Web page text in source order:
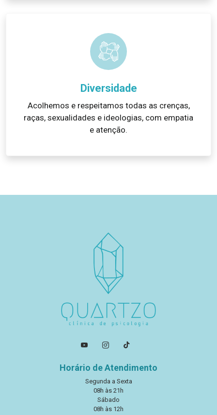
Diversidade
Acolhemos e respeitamos todas as crenças,
raças, sexualidades e ideologias, com empatia
e atenção.
Horário de Atendimento
Segunda a Sexta
08h às 21h
Sábado
08h às 12h